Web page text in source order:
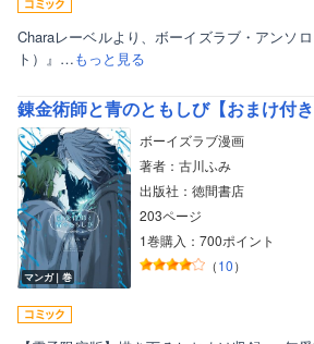
Charaレーベルより、ボーイズラブ・アンソ
ト）』…もっと見る
錬金術師と青のともしび【おまけ付き
マンガ｜巻
ボーイズラブ漫画
著者：古川ふみ
出版社：徳間書店
203ページ
1巻購入：700ポイント
（10）